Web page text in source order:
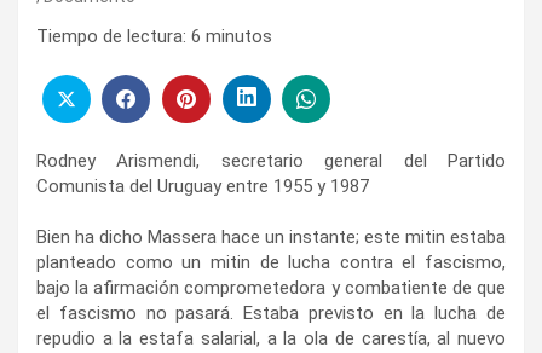
Tiempo de lectura: 6 minutos
Rodney Arismendi, secretario general del Partido
Comunista del Uruguay entre 1955 y 1987
Bien ha dicho Massera hace un instante; este mitin estaba
planteado como un mitin de lucha contra el fascismo,
bajo la afirmación comprometedora y combatiente de que
el fascismo no pasará. Estaba previsto en la lucha de
repudio a la estafa salarial, a la ola de carestía, al nuevo